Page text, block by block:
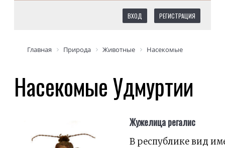
ВХОД РЕГИСТРАЦИЯ
Главная Природа Животные Насекомые
Насекомые Удмуртии
Жужелица регалис
В республике вид